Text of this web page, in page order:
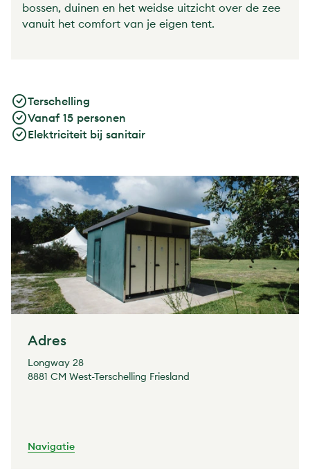
bossen, duinen en het weidse uitzicht over de zee
vanuit het comfort van je eigen tent.
Terschelling
Vanaf 15 personen
Elektriciteit bij sanitair
Adres
Longway 28
8881 CM West-Terschelling Friesland
Navigatie